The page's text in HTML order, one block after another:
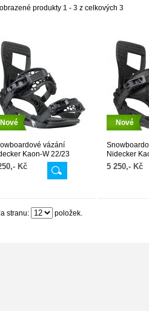
produkty 1 - 3 z celkových 3
Nové
vázání
Kaon-W 22/23
Kč
Nové
Nidecker
5 250,- Kč
stranu: položek.